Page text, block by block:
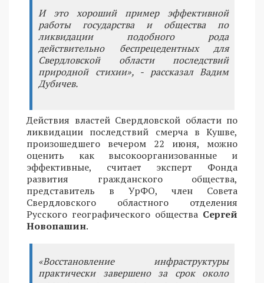
И это хороший пример эффективной
работы государства и общества по
ликвидации подобного рода
действительно беспрецедентных для
Свердловской области последствий
природной стихии», - рассказал Вадим
Дубичев.
Действия властей Свердловской области по
ликвидации последствий смерча в Кушве,
произошедшего вечером 22 июня, можно
оценить как высокоорганизованные и
эффективные, считает эксперт Фонда
развития гражданского общества,
представитель в УрФО, член Совета
Свердловского областного отделения
Русского географического общества Сергей
Новопашин.
«Восстановление инфраструктуры
практически завершено за срок около